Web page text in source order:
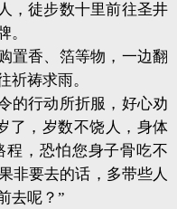
，徒步数十里前往圣井
。
置香、箔等物，一边翻
祈祷求雨。
的行动所折服，好心劝
了，岁数不饶人，身体
，恐怕您身子骨吃不
非要去的话，多带些人
去呢？”